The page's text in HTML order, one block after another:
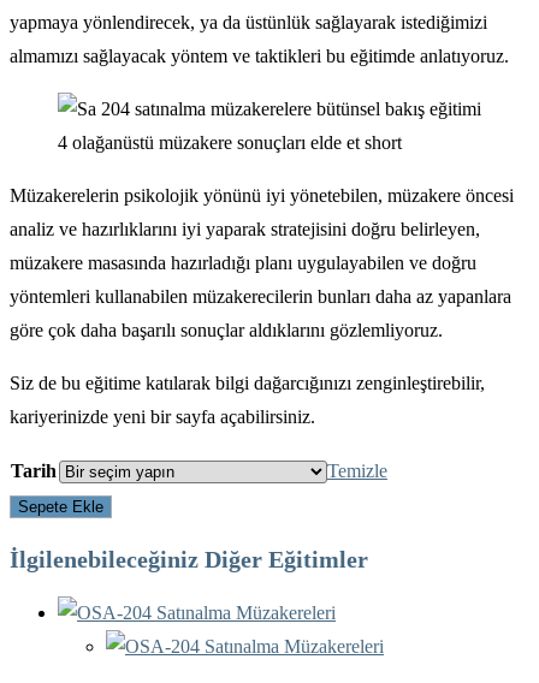
yapmaya yönlendirecek, ya da üstünlük sağlayarak istediğimizi
almamızı sağlayacak yöntem ve taktikleri bu eğitimde anlatıyoruz.
Müzakerelerin psikolojik yönünü iyi yönetebilen, müzakere öncesi
analiz ve hazırlıklarını iyi yaparak stratejisini doğru belirleyen,
müzakere masasında hazırladığı planı uygulayabilen ve doğru
yöntemleri kullanabilen müzakerecilerin bunları daha az yapanlara
göre çok daha başarılı sonuçlar aldıklarını gözlemliyoruz.
Siz de bu eğitime katılarak bilgi dağarcığınızı zenginleştirebilir,
kariyerinizde yeni bir sayfa açabilirsiniz.
Tarih
Temizle
SA-
Müzakerelere
Bütünsel
Sepete Ekle
İlgilenebileceğiniz Diğer Eğitimler